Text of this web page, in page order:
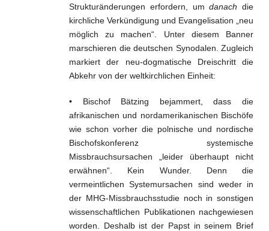
Strukturänderungen erfordern, umdanach die
kirchliche Verkündigung und Evangelisation „neu
möglich zu machen“. Unter diesem Banner
marschieren die deutschen Synodalen. Zugleich
markiert der neu-dogmatische Dreischritt die
Abkehr von der weltkirchlichen Einheit:
• Bischof Bätzing bejammert, dass die
afrikanischen und nordamerikanischen Bischöfe
wie schon vorher die polnische und nordische
Bischofskonferenz systemische
Missbrauchsursachen „leider überhaupt nicht
erwähnen“. Kein Wunder. Denn die
vermeintlichen Systemursachen sind weder in
der MHG-Missbrauchsstudie noch in sonstigen
wissenschaftlichen Publikationen nachgewiesen
worden. Deshalb ist der Papst in seinem Brief